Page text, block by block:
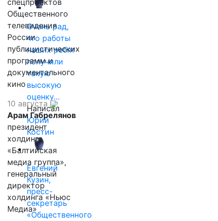
Очень рад,
что работы
наших ребят
получили
такую
высокую
оценку…
Написал
Юрий
Костин
Евгений
Кузин,
пресс-
секретарь
«Общественного
спецпроектов
Общественного
телевидения
России
публицистических
программ и
документального
кино
10 августа
Арам Габрелянов
президент
холдинга
«Балтийская
медиа группа»,
генеральный
директор
холдинга «Ньюс
Медиа»